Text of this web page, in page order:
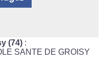
(74) :
SANTE DE GROISY